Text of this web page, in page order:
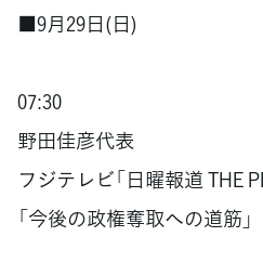
■9月29日(日)
07:30
野田佳彦代表
フジテレビ「日曜報道 THE
「今後の政権奪取への道筋」